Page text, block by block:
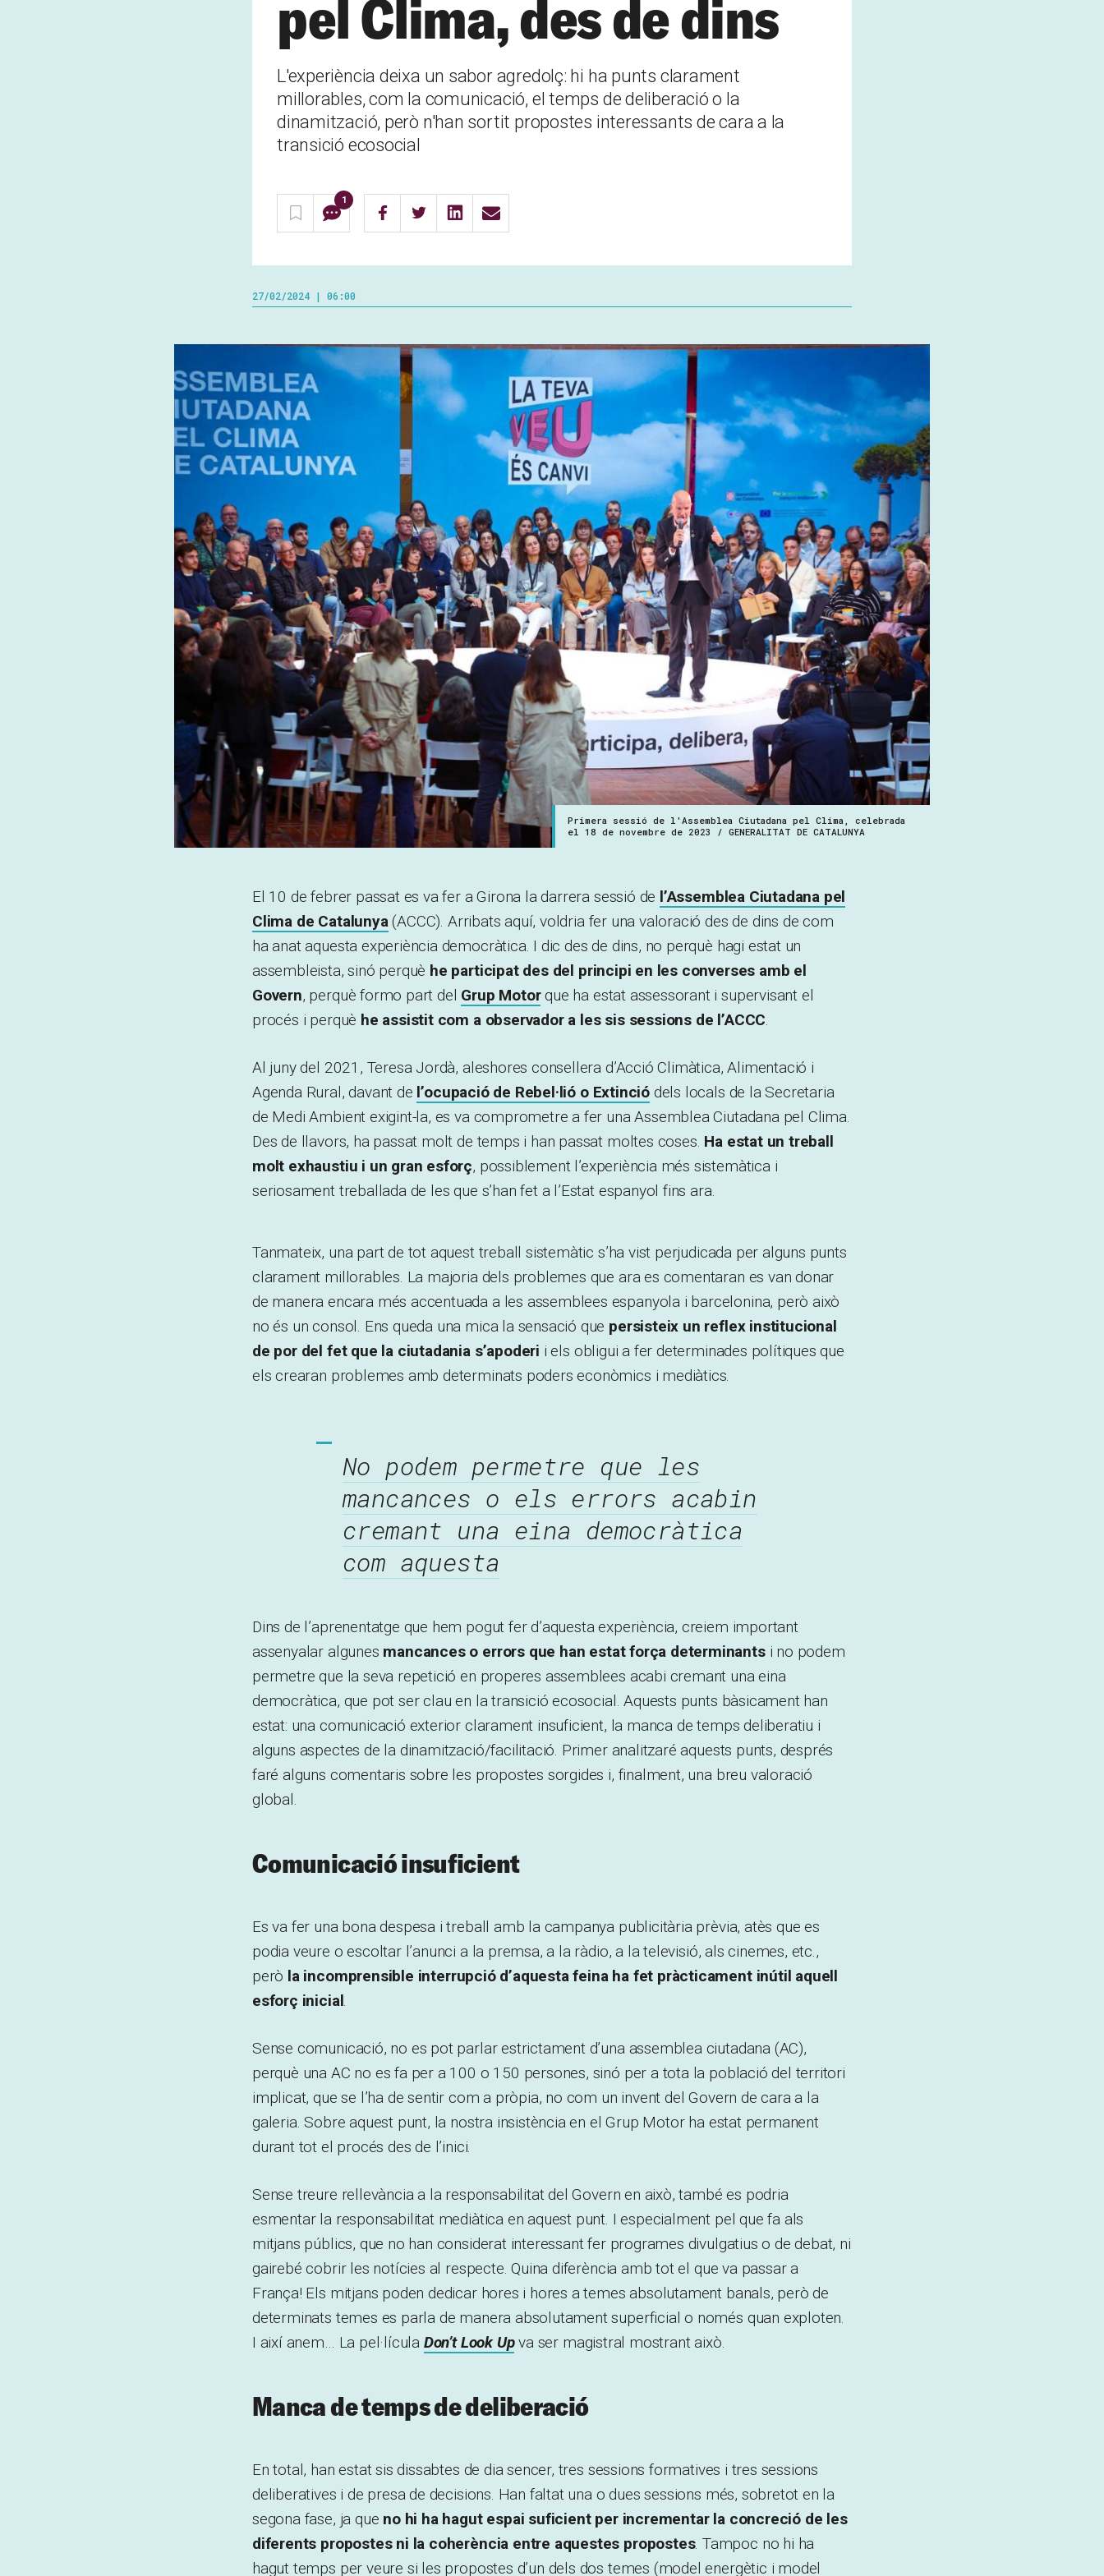
pel Clima, des de dins
L'experiència deixa un sabor agredolç: hi ha punts clarament
millorables, com la comunicació, el temps de deliberació o la
dinamització, però n'han sortit propostes interessants de cara a la
transició ecosocial
1
27/02/2024 | 06:00
Primera sessió de l'Assemblea Ciutadana pel Clima, celebrada
el 18 de novembre de 2023 / GENERALITAT DE CATALUNYA
El 10 de febrer passat es va fer a Girona la darrera sessió de l’Assemblea Ciutadana pel
Clima de Catalunya(ACCC). Arribats aquí, voldria fer una valoració des de dins de com
ha anat aquesta experiència democràtica. I dic des de dins, no perquè hagi estat un
assembleista, sinó perquè he participat des del principi en les converses amb el
Govern, perquè formo part del Grup Motorque ha estat assessorant i supervisant el
procés i perquè he assistit com a observador a les sis sessions de l’ACCC.
Al juny del 2021, Teresa Jordà, aleshores consellera d’Acció Climàtica, Alimentació i
Agenda Rural, davant de l’ocupació de Rebel·lió o Extinció dels locals de la Secretaria
de Medi Ambient exigint-la, es va comprometre a fer una Assemblea Ciutadana pel Clima.
Des de llavors, ha passat molt de temps i han passat moltes coses. Ha estat un treball
molt exhaustiu i un gran esforç, possiblement l’experiència més sistemàtica i
seriosament treballada de les que s’han fet a l’Estat espanyol fins ara.
Tanmateix, una part de tot aquest treball sistemàtic s’ha vist perjudicada per alguns punts
clarament millorables. La majoria dels problemes que ara es comentaran es van donar
de manera encara més accentuada a les assemblees espanyola i barcelonina, però això
no és un consol. Ens queda una mica la sensació que persisteix un reflex institucional
de por del fet que la ciutadania s’apoderi i els obligui a fer determinades polítiques que
els crearan problemes amb determinats poders econòmics i mediàtics.
No podem permetre que les
mancances o els errors acabin
cremant una eina democràtica
com aquesta
Dins de l’aprenentatge que hem pogut fer d’aquesta experiència, creiem important
assenyalar algunes mancances o errors que han estat força determinantsi no podem
permetre que la seva repetició en properes assemblees acabi cremant una eina
democràtica, que pot ser clau en la transició ecosocial. Aquests punts bàsicament han
estat: una comunicació exterior clarament insuficient, la manca de temps deliberatiu i
alguns aspectes de la dinamització/facilitació. Primer analitzaré aquests punts, després
faré alguns comentaris sobre les propostes sorgides i, finalment, una breu valoració
global.
Comunicació insuficient
Es va fer una bona despesa i treball amb la campanya publicitària prèvia, atès que es
podia veure o escoltar l’anunci a la premsa, a la ràdio, a la televisió, als cinemes, etc.,
però la incomprensible interrupció d’aquesta feina ha fet pràcticament inútil aquell
esforç inicial.
Sense comunicació, no es pot parlar estrictament d’una assemblea ciutadana (AC),
perquè una AC no es fa per a 100 o 150 persones, sinó per a tota la població del territori
implicat, que se l’ha de sentir com a pròpia, no com un invent del Govern de cara a la
galeria. Sobre aquest punt, la nostra insistència en el Grup Motor ha estat permanent
durant tot el procés des de l’inici.
Sense treure rellevància a la responsabilitat del Govern en això, també es podria
esmentar la responsabilitat mediàtica en aquest punt. I especialment pel que fa als
mitjans públics, que no han considerat interessant fer programes divulgatius o de debat, ni
gairebé cobrir les notícies al respecte. Quina diferència amb tot el que va passar a
França! Els mitjans poden dedicar hores i hores a temes absolutament banals, però de
determinats temes es parla de manera absolutament superficial o només quan exploten.
I així anem… La pel·lícula Don’t Look Upva ser magistral mostrant això.
Manca de temps de deliberació
En total, han estat sis dissabtes de dia sencer, tres sessions formatives i tres sessions
deliberatives i de presa de decisions. Han faltat una o dues sessions més, sobretot en la
segona fase, ja que no hi ha hagut espai suficient per incrementar la concreció de les
diferents propostes ni la coherència entre aquestes propostes. Tampoc no hi ha
hagut temps per veure si les propostes d’un dels dos temes (model energètic i model